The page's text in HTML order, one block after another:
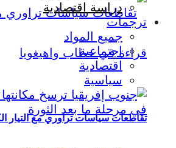
تقاطعات سياسات تراوري مع التيار
دراسة اقتصادية
ترجمات
جميع المواد
اجتماعية
اقتصادية
سياسية